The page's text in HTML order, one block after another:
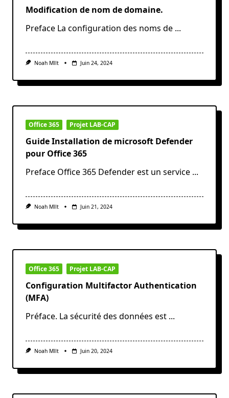
Modification de nom de domaine.
Preface La configuration des noms de ...
Noah Mllt Juin 24, 2024
Office 365 Projet LAB-CAP
Guide Installation de microsoft Defender
pour Office 365
Preface Office 365 Defender est un service ...
Noah Mllt Juin 21, 2024
Office 365 Projet LAB-CAP
Configuration Multifactor Authentication
(MFA)
Préface. La sécurité des données est ...
Noah Mllt Juin 20, 2024